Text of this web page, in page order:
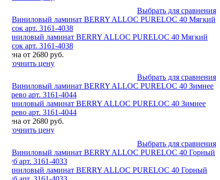
Выбрать для сравнения
Виниловый ламинат BERRY ALLOC PURELOC 40 Мягкий
песок арт. 3161-4038
Цена от 2680 руб.
Уточнить цену
Выбрать для сравнения
Виниловый ламинат BERRY ALLOC PURELOC 40 Зимнее
дерево арт. 3161-4044
Цена от 2680 руб.
Уточнить цену
Выбрать для сравнения
Виниловый ламинат BERRY ALLOC PURELOC 40 Горный